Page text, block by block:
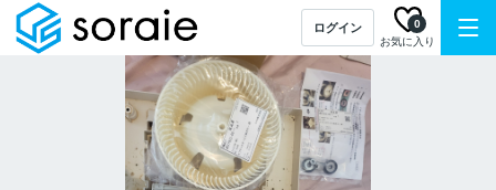
ログイン
お気に入り
0